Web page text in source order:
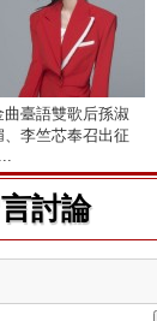
曲臺語雙歌后孫淑
、李竺芯奉召出征
討論